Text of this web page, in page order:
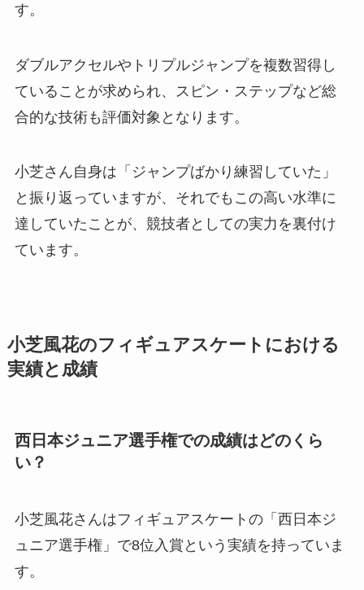
す。
ダブルアクセルやトリプルジャンプを複数習得し
ていることが求められ、スピン・ステップなど総
合的な技術も評価対象となります。
小芝さん自身は「ジャンプばかり練習していた」
と振り返っていますが、それでもこの高い水準に
達していたことが、競技者としての実力を裏付け
ています。
小芝風花のフィギュアスケートにおける
実績と成績
西日本ジュニア選手権での成績はどのくら
い？
小芝風花さんはフィギュアスケートの「西日本ジ
ュニア選手権」で8位入賞という実績を持っていま
す。